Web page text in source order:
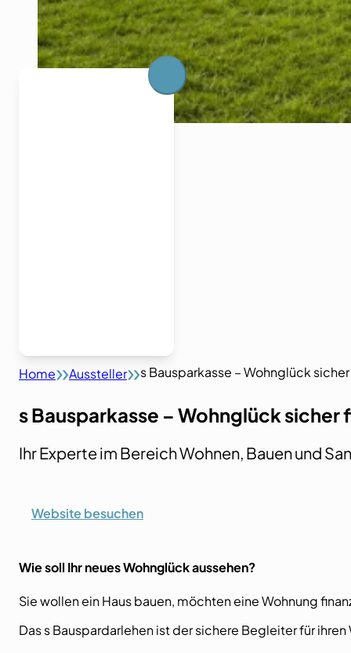
Home Aussteller s Bausparkasse – Wohnglück
s Bausparkasse – Wohnglück sicher
Ihr Experte im Bereich Wohnen, Bauen und
Website besuchen
Wie soll Ihr neues Wohnglück aussehen?
Sie wollen ein Haus bauen, möchten eine Wohnung
Das s Bauspardarlehen ist der sichere Begleiter für ihren